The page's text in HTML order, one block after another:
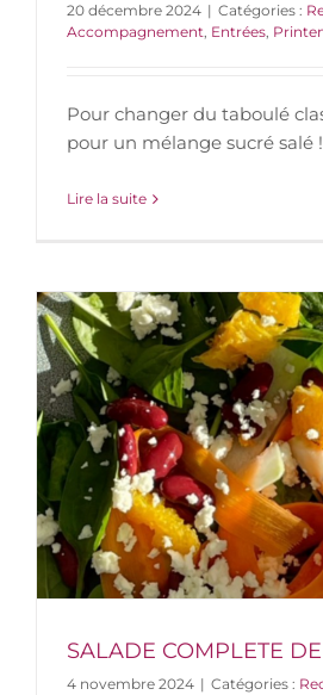
20 décembre 2024 | Catégories :
Accompagnement, Entrées,
Pour changer du taboulé
pour un mélange sucré salé !
Lire la suite
SALADE COMPLETE
4 novembre 2024 | Catégories :